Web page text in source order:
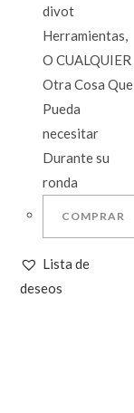
divot
Herramientas,
O CUALQUIER
Otra Cosa Que
Pueda
necesitar
Durante su
ronda
COMPRAR
Lista de
deseos